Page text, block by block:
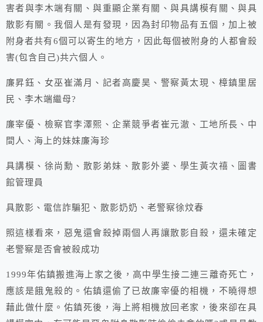
害者與李木端有關、與重顯企業有關、與具講模有關、與具
散影有關。我個人是有發現，因為封印物品有五個，加上被
附身者共有6個可以寄生的地方，因此每個被附身的人都會殺
害(包含自己)共六個人。
廉昇鈺、女巫崔滿月、記者高慶昊、警察黃太現、樟鎮里居
民、李木端繼母?
廉宰優、檢察官李澤熙、企業競爭者崔元澈、工地所長、中
間人、海上的妹妹廉海珍
具講模、徐尚勳、散影弟妹、散影外婆、學生黃次禧、圖書
館管理員
具散影、電信詐騙犯、散影奶奶、老警察徐炆春
照這樣看來，惡鬼還會殺掉兩個人再讓散影自殺，還未確定
老警察是否會被殺成功
1999年佑鎮搬進海上家之後，高中學生接二連三離奇死亡，
應該是餓鬼殺的。佑鎮還偷了已故廉宰優的相機，不曉得想
藉此做什麼。佑鎮死後，海上將相機放回老家，後來卻在具